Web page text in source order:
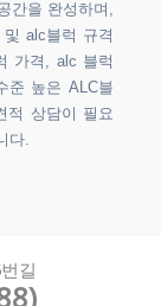
간을 완성하며,
alc블럭 규격
가격, alc 블럭
준 높은 ALC블
적 상담이 필요
다.
길